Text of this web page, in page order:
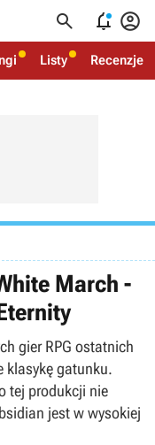
  
Listy Recenzje
March -
gier RPG ostatnich
klasykę gatunku.
tej produkcji nie
jest w wysokiej